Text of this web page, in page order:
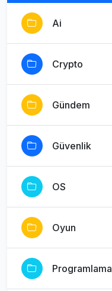
Ai
Crypto
Gündem
Güvenlik
OS
Oyun
Programlama